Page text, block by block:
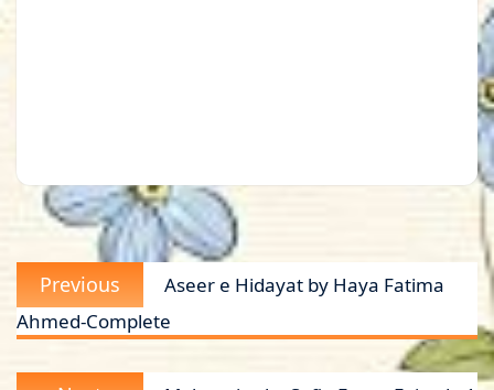
Post
navigation
Previous
post:
Aseer e Hidayat by Haya Fatima
Ahmed-Complete